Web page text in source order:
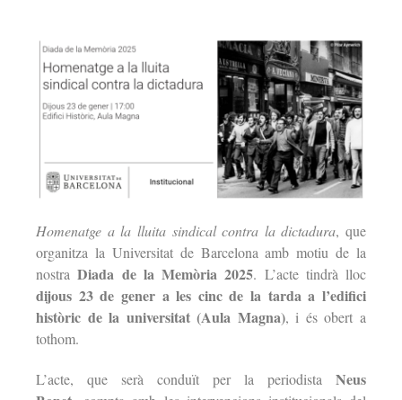
Homenatge a la lluita sindical contra la dictadura, que
organitza la Universitat de Barcelona amb motiu de la
nostraDiada de la Memòria 2025. L’acte tindrà lloc
dijous 23 de gener a les cinc de la tarda a l’edifici
històric de la universitat (Aula Magna), i és obert a
tothom.
L’acte, que serà conduït per la periodista Neus